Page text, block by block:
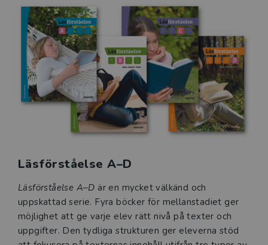
Läsförståelse A–D
Läsförståelse A–D är en mycket välkänd och
uppskattad serie. Fyra böcker för mellanstadiet ger
möjlighet att ge varje elev rätt nivå på texter och
uppgifter. Den tydliga strukturen ger eleverna stöd